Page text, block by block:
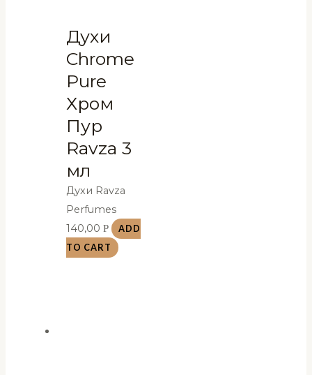
Духи
Chrome
Pure
Хром
Пур
Ravza 3
мл
Духи Ravza
Perfumes
140,00Р
ADD
TO CART